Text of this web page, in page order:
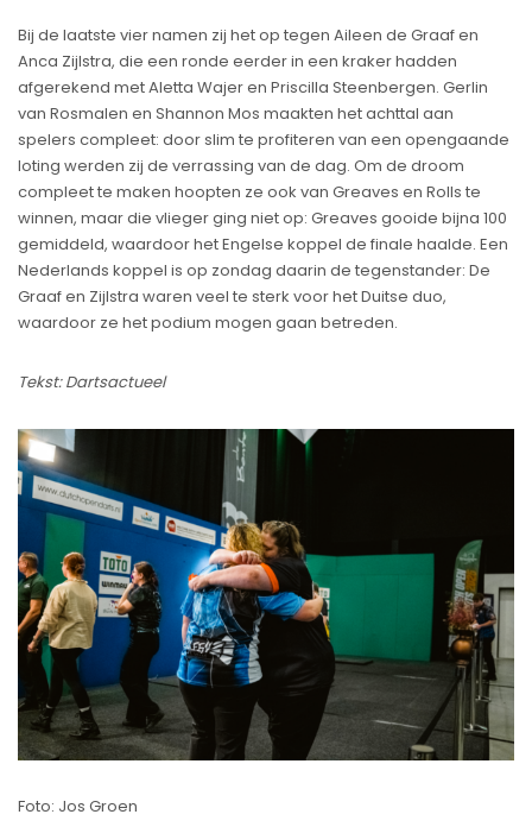
Bij de laatste vier namen zij het op tegen Aileen de Graaf en
Anca Zijlstra, die een ronde eerder in een kraker hadden
afgerekend met Aletta Wajer en Priscilla Steenbergen. Gerlin
van Rosmalen en Shannon Mos maakten het achttal aan
spelers compleet: door slim te profiteren van een opengaande
loting werden zij de verrassing van de dag. Om de droom
compleet te maken hoopten ze ook van Greaves en Rolls te
winnen, maar die vlieger ging niet op: Greaves gooide bijna 100
gemiddeld, waardoor het Engelse koppel de finale haalde. Een
Nederlands koppel is op zondag daarin de tegenstander: De
Graaf en Zijlstra waren veel te sterk voor het Duitse duo,
waardoor ze het podium mogen gaan betreden.
Tekst: Dartsactueel
Foto: Jos Groen